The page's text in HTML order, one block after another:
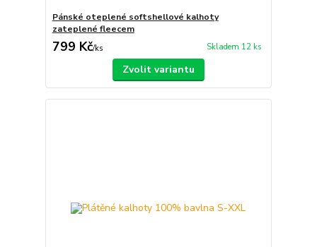
Pánské oteplené softshellové kalhoty
zateplené fleecem
799 Kč/ks Skladem 12 ks
Zvolit variantu